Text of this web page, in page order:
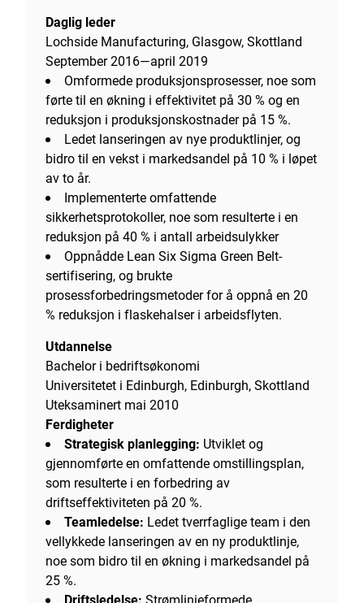
Daglig leder
Lochside Manufacturing, Glasgow, Skottland
September 2016—april 2019
Omformede produksjonsprosesser, noe som
førte til en økning i effektivitet på 30 % og en
reduksjon i produksjonskostnader på 15 %.
Ledet lanseringen av nye produktlinjer, og
bidro til en vekst i markedsandel på 10 % i løpet
av to år.
Implementerte omfattende
sikkerhetsprotokoller, noe som resulterte i en
reduksjon på 40 % i antall arbeidsulykker
Oppnådde Lean Six Sigma Green Belt-
sertifisering, og brukte
prosessforbedringsmetoder for å oppnå en 20
% reduksjon i flaskehalser i arbeidsflyten.
Utdannelse
Bachelor i bedriftsøkonomi
Universitetet i Edinburgh, Edinburgh, Skottland
Uteksaminert mai 2010
Ferdigheter
Strategisk planlegging: Utviklet og
gjennomførte en omfattende omstillingsplan,
som resulterte i en forbedring av
driftseffektiviteten på 20 %.
Teamledelse: Ledet tverrfaglige team i den
vellykkede lanseringen av en ny produktlinje,
noe som bidro til en økning i markedsandel på
25 %.